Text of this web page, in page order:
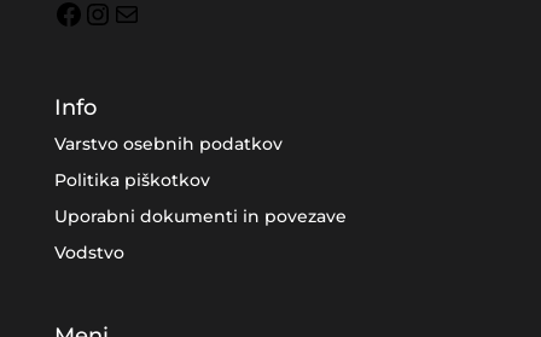
Facebook
Instagram
Info
Varstvo osebnih podatkov
Politika piškotkov
Uporabni dokumenti in povezave
Vodstvo